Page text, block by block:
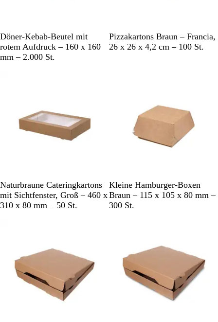
W
e
i
Döner-Kebab-Beutel mit
rotem Aufdruck – 160 x 160
mm – 2.000 St.
B
r
Pizzakartons Braun – Francia,
26 x 26 x 4,2 cm – 100 St.
B
r
a
Naturbraune Cateringkartons
mit Sichtfenster, Groß – 460 x
310 x 80 mm – 50 St.
B
r
a
Kleine Hamburger-Boxen
Braun – 115 x 105 x 80 mm –
300 St.